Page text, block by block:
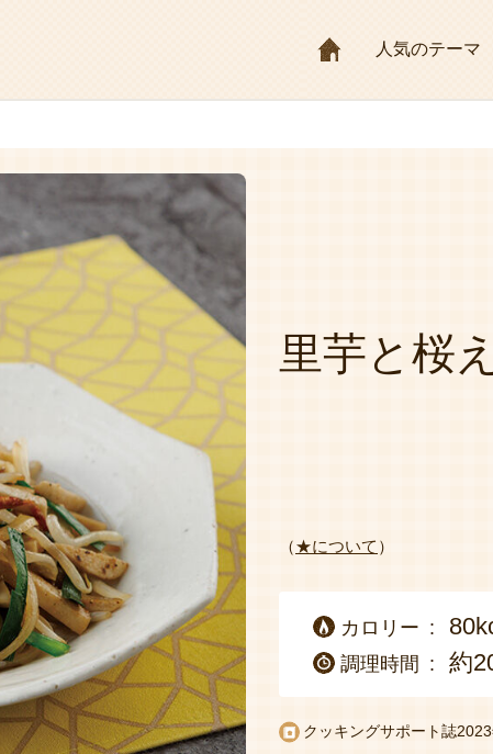
HOME人気のテーマ
里芋と桜
（★について ）
カロリー
調理時間 約
クッキングサポート誌